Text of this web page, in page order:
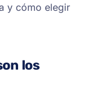
y cómo elegir
los